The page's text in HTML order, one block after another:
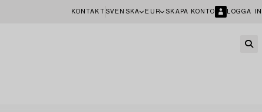
KONTAKT SVENSKA EUR SKAPA KONTO LOGGA IN